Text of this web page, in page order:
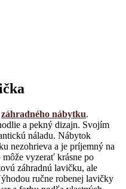
záhradného nábytku.
a pekný dizajn. Svojím
náladu. Nábytok
nezohrieva a je príjemný na
vyzerať krásne po
záhradnú lavičku, ale
ručne robenej lavičky